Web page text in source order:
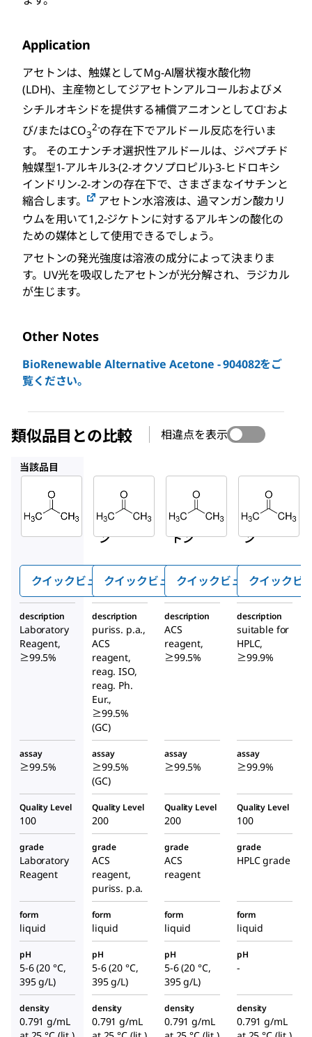
Application
アセトンは、触媒としてMg-Al層状複水酸化物
(LDH)、主産物としてジアセトンアルコールおよびメ
シチルオキシドを提供する補償アニオンとしてCl-およ
び/またはCO3
2-の存在下でアルドール反応を行いま
す。 そのエナンチオ選択性アルドールは、ジペプチド
触媒型1-アルキル3-(2-オクソプロピル)-3-ヒドロキシ
インドリン-2-オンの存在下で、さまざまなイサチンと
縮合します。
アセトン水溶液は、過マンガン酸カリ
ウムを用いて1,2-ジケトンに対するアルキンの酸化の
ための媒体として使用できるでしょう。
アセトンの発光強度は溶液の成分によって決まりま
す。UV光を吸収したアセトンが光分解され、ラジカル
が生じます。
Other Notes
BioRenewable Alternative Acetone - 904082をご
覧ください。
類似品目との比較 相違点を表示
当該品目
Aldrich
179973
アセト
ン
クイックビュー
Aldrich
32201
アセ
トン
クイックビュー
Aldrich
179124
アセト
ン
クイックビュークイックビ
description
Laboratory
Reagent,
≥99.5%
description
puriss. p.a.,
ACS
reagent,
reag. ISO,
reag. Ph.
Eur.,
≥99.5%
(GC)
description
ACS
reagent,
≥99.5%
description
suitable for
HPLC,
≥99.9%
assay
≥99.5%
assay
≥99.5%
(GC)
assay
≥99.5%
assay
≥99.9%
Quality Level
100
Quality Level
200
Quality Level
200
Quality Level
100
grade
Laboratory
Reagent
grade
ACS
reagent,
puriss. p.a.
grade
ACS
reagent
grade
HPLC grade
form
liquid
form
liquid
form
liquid
form
liquid
pH
5-6 (20 °C,
395 g/L)
pH
5-6 (20 °C,
395 g/L)
pH
5-6 (20 °C,
395 g/L)
pH
-
density
0.791 g/mL
density
0.791 g/mL
density
0.791 g/mL
density
0.791 g/mL